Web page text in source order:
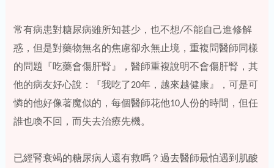
常有病患對糖尿病雖所知甚少，也不想/不能自己進修解
惑，但是對藥物無名的焦慮卻永無止境，重複問醫師同樣
的問題『吃藥會傷肝腎』，醫師重複說明不會傷肝腎，其
他的病友好心說：『我吃了20年，越來越健康』，可是可
憐的他好像著魔似的，每個醫師花他10人份的時間，但任
誰也喚不回，而失去治療先機。
已經腎衰竭的糖尿病人還有救嗎？過去醫師最怕遇到肌酸